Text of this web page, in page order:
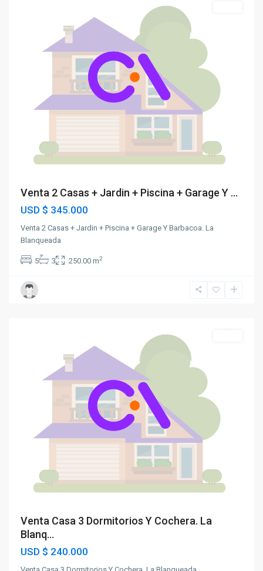
Venta 2 Casas + Jardin + Piscina + Garage Y ...
USD $ 345.000
Venta 2 Casas + Jardin + Piscina + Garage Y Barbacoa. La
Blanqueada
5 3 250.00 m2
La
Venta Casa 3 Dormitorios Y Cochera. La
Blanq...
USD $ 240.000